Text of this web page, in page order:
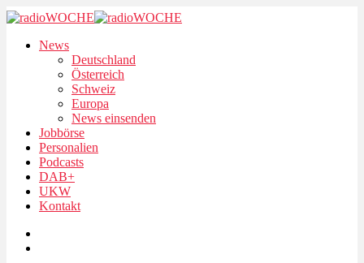
News
Deutschland
Österreich
Schweiz
Europa
News einsenden
Jobbörse
Personalien
Podcasts
DAB+
UKW
Kontakt